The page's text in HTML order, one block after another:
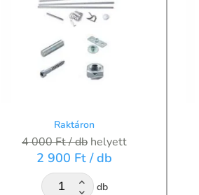
Raktáron
4 000 Ft/ db helyett
2 900 Ft / db
db